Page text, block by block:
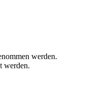
werden.
werden.